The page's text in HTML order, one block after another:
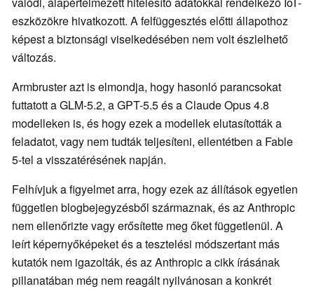
eszközökre hivatkozott. A felfüggesztés előtti állapothoz
képest a biztonsági viselkedésében nem volt észlelhető
változás.
Armbruster azt is elmondja, hogy hasonló parancsokat
futtatott a GLM-5.2, a GPT-5.5 és a Claude Opus 4.8
modelleken is, és hogy ezek a modellek elutasították a
feladatot, vagy nem tudták teljesíteni, ellentétben a Fable
5-tel a visszatérésének napján.
Felhívjuk a figyelmet arra, hogy ezek az állítások egyetlen
független blogbejegyzésből származnak, és az Anthropic
nem ellenőrizte vagy erősítette meg őket függetlenül. A
leírt képernyőképeket és a tesztelési módszertant más
kutatók nem igazolták, és az Anthropic a cikk írásának
pillanatában még nem reagált nyilvánosan a konkrét